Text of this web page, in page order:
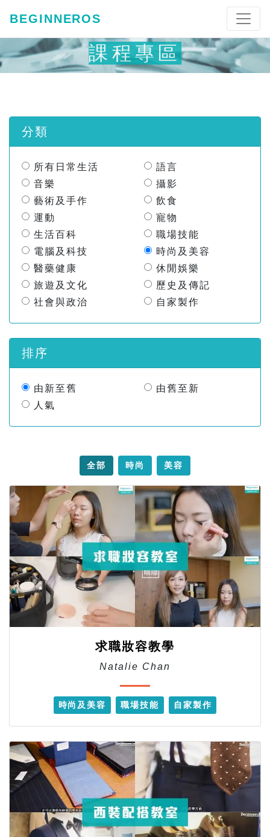
BEGINNEROS
課程專區
分類
所有日常生活
語言
音樂
攝影
藝術及手作
飲食
運動
寵物
生活百科
職場技能
電腦及科技
時尚及美容
醫藥健康
休閒娛樂
旅遊及文化
歷史及傳記
社會與政治
自家製作
排序
由新至舊
由舊至新
人氣
全部 時尚 美容
求職妝容教學
Natalie Chan
時尚及美容 職場技能 自家製作